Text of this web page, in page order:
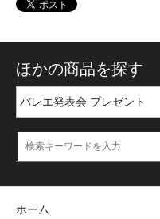
ほかの商品を探す
ホーム